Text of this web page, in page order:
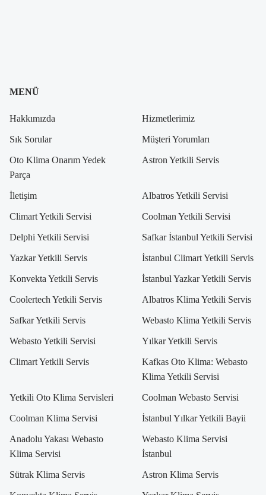
MENÜ
Hakkımızda Hizmetlerimiz
Sık Sorular Müşteri Yorumları
Oto Klima Onarım Yedek
Parça
Astron Yetkili Servis
İletişim Albatros Yetkili Servisi
Climart Yetkili Servisi Coolman Yetkili Servisi
Delphi Yetkili Servisi Safkar İstanbul Yetkili Servisi
Yazkar Yetkili Servis İstanbul Climart Yetkili Servis
Konvekta Yetkili Servis İstanbul Yazkar Yetkili Servis
Coolertech Yetkili Servis Albatros Klima Yetkili Servis
Safkar Yetkili Servis Webasto Klima Yetkili Servis
Webasto Yetkili Servisi Yılkar Yetkili Servis
Climart Yetkili Servis
Kafkas Oto Klima: Webasto
Klima Yetkili Servisi
Yetkili Oto Klima Servisleri Coolman Webasto Servisi
Coolman Klima Servisi İstanbul Yılkar Yetkili Bayii
Anadolu Yakası Webasto
Klima Servisi
Webasto Klima Servisi
İstanbul
Sütrak Klima Servis Astron Klima Servis